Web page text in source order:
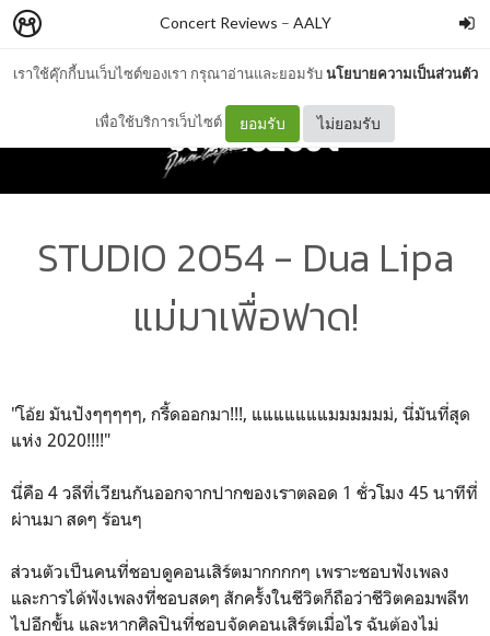
เราใช้คุ๊กกี้บนเว็บไซต์ของเรา กรุณาอ่านและยอมรับนโยบายความเป็นส่วนตัว
เพื่อใช้บริการเว็บไซต์ ยอมรับ ไม่ยอมรับ
Concert Reviews – AALY
STUDIO 2054 - Dua Lipa
แม่มาเพื่อฟาด!
"โอ้ย มันปังๆๆๆๆๆ, กรี้ดออกมา!!!, แแแแแแแมมมมมม่, นี่มันที่สุด
แห่ง 2020!!!!"
นี่คือ 4 วลีที่เวียนกันออกจากปากของเราตลอด 1 ชั่วโมง 45 นาทีที่
ผ่านมา สดๆ ร้อนๆ
ส่วนตัวเป็นคนที่ชอบดูคอนเสิร์ตมากกกกๆ เพราะชอบฟังเพลง
และการได้ฟังเพลงที่ชอบสดๆ สักครั้งในชีวิตก็ถือว่าชีวิตคอมพลีท
ไปอีกขั้น และหากศิลปินที่ชอบจัดคอนเสิร์ตเมื่อไร ฉันต้องไม่